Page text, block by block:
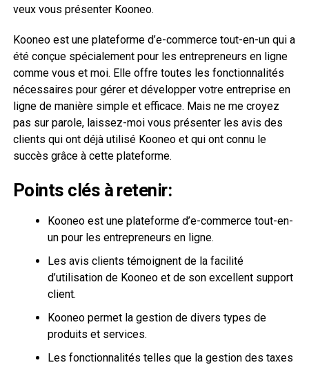
veux vous présenter Kooneo.
Kooneo est une plateforme d’e-commerce tout-en-un qui a
été conçue spécialement pour les entrepreneurs en ligne
comme vous et moi. Elle offre toutes les fonctionnalités
nécessaires pour gérer et développer votre entreprise en
ligne de manière simple et efficace. Mais ne me croyez
pas sur parole, laissez-moi vous présenter les avis des
clients qui ont déjà utilisé Kooneo et qui ont connu le
succès grâce à cette plateforme.
Points clés à retenir:
Kooneo est une plateforme d’e-commerce tout-en-
un pour les entrepreneurs en ligne.
Les avis clients témoignent de la facilité
d’utilisation de Kooneo et de son excellent support
client.
Kooneo permet la gestion de divers types de
produits et services.
Les fonctionnalités telles que la gestion des taxes